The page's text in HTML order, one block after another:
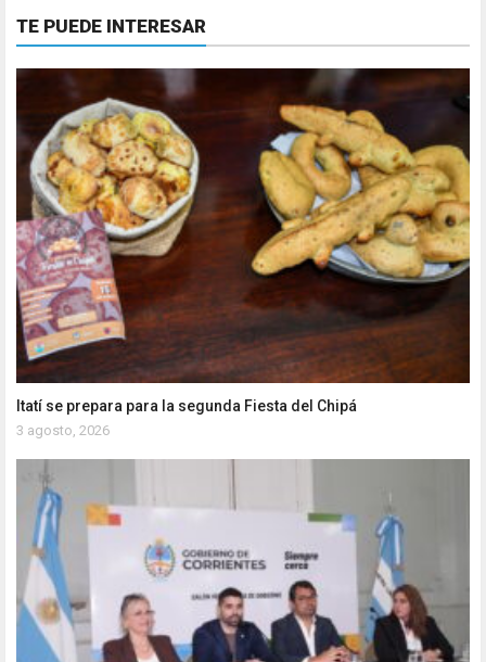
TE PUEDE INTERESAR
Itatí se prepara para la segunda Fiesta del Chipá
3 agosto, 2026